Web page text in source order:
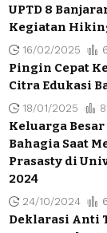
UPTD 8
Kegiatan
16/02/2025
Pingin Cepat
Citra Edukasi
18/01/2025
Keluarga Besar
Bahagia Saat
Prasasty di
2024
24/10/2024
Deklarasi Anti